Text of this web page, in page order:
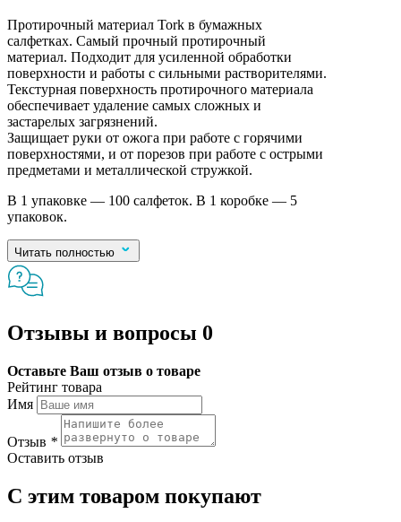
Протирочный материал Tork в бумажных
салфетках. Самый прочный протирочный
материал. Подходит для усиленной обработки
поверхности и работы с сильными растворителями.
Текстурная поверхность протирочного материала
обеспечивает удаление самых сложных и
застарелых загрязнений.
Защищает руки от ожога при работе с горячими
поверхностями, и от порезов при работе с острыми
предметами и металлической стружкой.
В 1 упаковке — 100 салфеток. В 1 коробке — 5
упаковок.
Читать полностью
Отзывы и вопросы 0
Оставьте Ваш отзыв о товаре
Рейтинг товара
Имя
Отзыв *
Оставить отзыв
С этим товаром покупают